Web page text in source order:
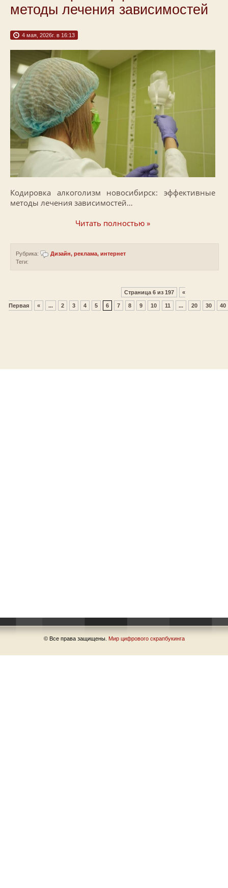
методы лечения зависимостей
4 мая, 2026г. в 16:13
Кодировка алкоголизм новосибирск: эффективные
методы лечения зависимостей…
Читать полностью »
Рубрика:
Дизайн, реклама, интернет
Теги:
Страница 6 из 197 «
Первая « ... 2 3 4 5 6 7 8 9 10 11 ... 20 30 40
© Все права защищены. Мир цифрового скрапбукинга